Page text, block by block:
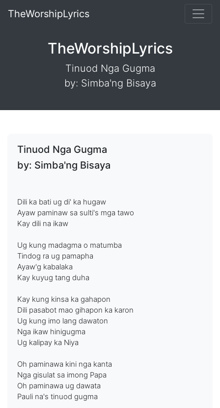
TheWorshipLyrics
TheWorshipLyrics
Tinuod Nga Gugma
by: Simba'ng Bisaya
Tinuod Nga Gugma
by: Simba'ng Bisaya
Dili ka bati ug di' ka hugaw
Ayaw paminaw sa sulti's mga tawo
Kay dili na ikaw
Ug kung madagma o matumba
Tindog ra ug pamapha
Ayaw'g kabalaka
Kay kuyug tang duha
Kay kung kinsa ka gahapon
Dili pasabot mao gihapon ka karon
Ug kung imo lang dawaton
Nga ikaw hinigugma
Ug kalipay ka Niya
Oh paminawa kini nga kanta
Nga gisulat sa imong Papa
Oh paminawa ug dawata
Pauli na's tinuod gugma